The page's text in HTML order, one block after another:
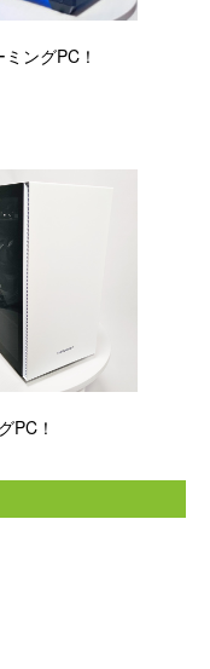
ングPC！
PC！